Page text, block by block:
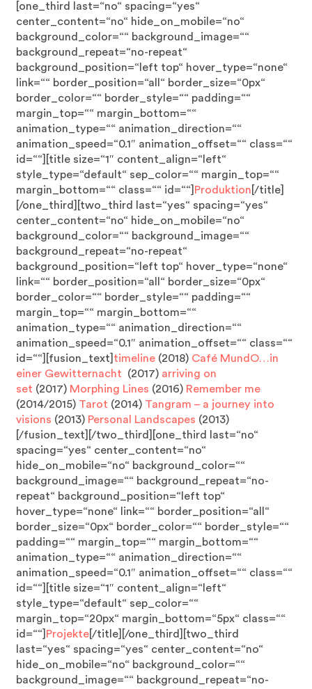
[one_third last=“no“ spacing=“yes“
center_content=“no“ hide_on_mobile=“no“
background_color=““ background_image=““
background_repeat=“no-repeat“
background_position=“left top“ hover_type=“none“
link=““ border_position=“all“ border_size=“0px“
border_color=““ border_style=““ padding=““
margin_top=““ margin_bottom=““
animation_type=““ animation_direction=““
animation_speed=“0.1″ animation_offset=““ class=““
id=““][title size=“1″ content_align=“left“
style_type=“default“ sep_color=““ margin_top=““
margin_bottom=““ class=““ id=““] Produktion [/title]
[/one_third][two_third last=“yes“ spacing=“yes“
center_content=“no“ hide_on_mobile=“no“
background_color=““ background_image=““
background_repeat=“no-repeat“
background_position=“left top“ hover_type=“none“
link=““ border_position=“all“ border_size=“0px“
border_color=““ border_style=““ padding=““
margin_top=““ margin_bottom=““
animation_type=““ animation_direction=““
animation_speed=“0.1″ animation_offset=““ class=““
id=““][fusion_text] timeline (2018) Café MundO…in
einer Gewitternacht
(2017) arriving on
set (2017) Morphing Lines (2016) Remember me
(2014/2015) Tarot (2014) Tangram – a journey into
visions (2013) Personal Landscapes (2013)
[/fusion_text][/two_third][one_third last=“no“
spacing=“yes“ center_content=“no“
hide_on_mobile=“no“ background_color=““
background_image=““ background_repeat=“no-
repeat“ background_position=“left top“
hover_type=“none“ link=““ border_position=“all“
border_size=“0px“ border_color=““ border_style=““
padding=““ margin_top=““ margin_bottom=““
animation_type=““ animation_direction=““
animation_speed=“0.1″ animation_offset=““ class=““
id=““][title size=“1″ content_align=“left“
style_type=“default“ sep_color=““
margin_top=“20px“ margin_bottom=“5px“ class=““
id=““] Projekte [/title][/one_third][two_third
last=“yes“ spacing=“yes“ center_content=“no“
hide_on_mobile=“no“ background_color=““
background_image=““ background_repeat=“no-